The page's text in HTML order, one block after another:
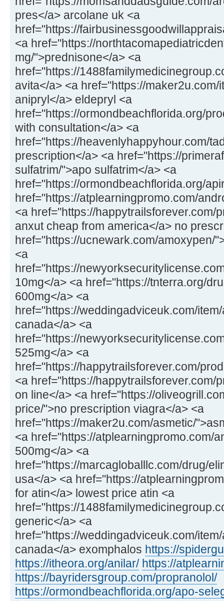
pres</a> arcolane uk <a
href="https://
<a href="https://
mg/">prednisone</a> <a
href="https://
avita</a> <a href="https://
anipryl</a> eldepryl <a
href="https://ormondbeachflorida.org/
with consultation</a> <a
href="https://heavenlyhappyhour.com/
prescription</a> <a href="https://
sulfatrim/">apo sulfatrim</a> <a
href="https://ormondbeachflorida.org/
href="https://atplearningpromo.com/
<a href="https://happytrailsforever.com/
anxut cheap from america</a> no
href="https://ucnewark.com/amoxypen/
<a
href="https://
10mg</a> <a href="https://tnterra.org/
600mg</a> <a
href="https://weddingadviceuk.com/
canada</a> <a
href="https://
525mg</a> <a
href="https://happytrailsforever.com/
<a href="https://happytrailsforever.com/
on line</a> <a href="https://
price/">no prescription viagra</a> <a
href="https://maker2u.com/asmetic/
<a href="https://atplearningpromo.com/
500mg</a> <a
href="https://marcagloballlc.com/drug/
usa</a> <a href="https://
for atin</a> lowest price atin <a
href="https://
generic</a> <a
href="https://weddingadviceuk.com/
canada</a> exomphalos https://
https://itheora.org/anilar/ https://
https://bayridersgroup.com/propranolol/
https://ormondbeachflorida.org/apo-